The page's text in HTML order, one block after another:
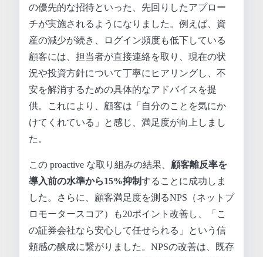
の優先的な招待といった、先回りしたアプロー
チが実施されるようになりました。例えば、資
産の減少が続き、ログイン頻度も低下している
顧客には、担当者が直接連絡を取り、現在の状
況や投資方針について丁寧にヒアリングし、不
安を解消するための具体的なアドバイスを提
供。これにより、顧客は「自分のことを気にか
けてくれている」と感じ、満足度が向上しまし
た。
この proactive な取り組みの結果、 顧客離反率を
導入前の水準から15%抑制することに成功しま
した。さらに、顧客満足度を測るNPS（ネットプ
ロモータースコア）も20ポイント改善し、「こ
の証券会社なら安心して任せられる」という信
頼感の醸成に繋がりました。NPSの改善は、既存